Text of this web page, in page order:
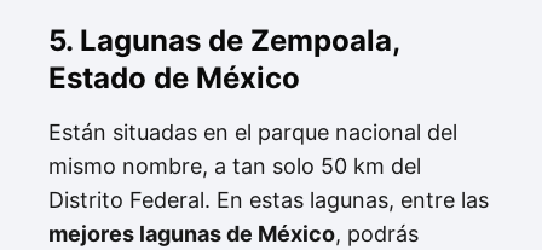
5. Lagunas de Zempoala,
Estado de México
Están situadas en el parque nacional del
mismo nombre, a tan solo 50 km del
Distrito Federal. En estas lagunas, entre las
mejores lagunas de México, podrás